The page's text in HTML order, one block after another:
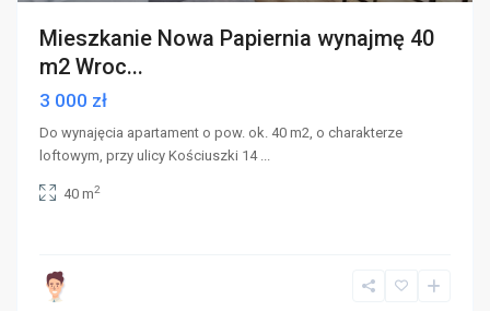
Mieszkanie Nowa Papiernia wynajmę 40
m2 Wroc...
3 000 zł
Do wynajęcia apartament o pow. ok. 40 m2, o charakterze
loftowym, przy ulicy Kościuszki 14 ...
40 m2